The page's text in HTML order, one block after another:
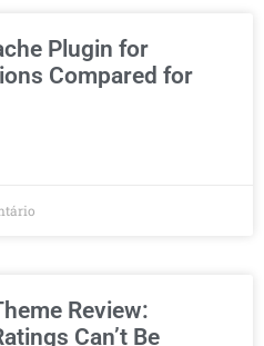
Plugin for
Compared for
Review:
Can’t Be